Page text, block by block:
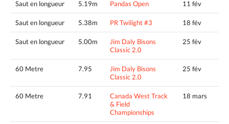
Saut en longueur 5.19m Pandas Open 11 fév
Saut en longueur 5.38m PR Twilight #3 18 fév
Saut en longueur 5.00m
Jim Daly Bisons
Classic 2.0
25 fév
60 Metre 7.95
Jim Daly Bisons
Classic 2.0
25 fév
60 Metre 7.91
Canada West Track
& Field
Championships
18 mars